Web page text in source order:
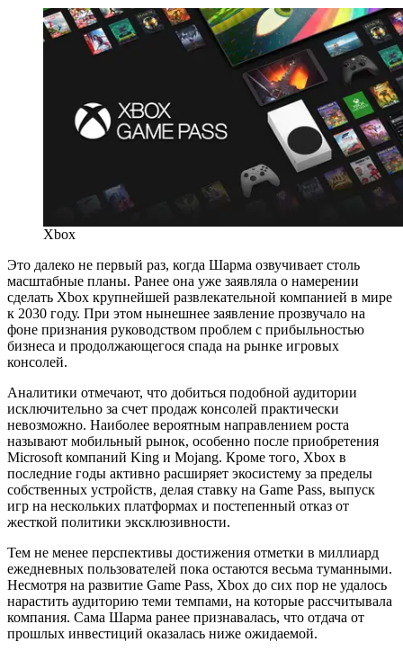
Xbox
Это далеко не первый раз, когда Шарма озвучивает столь
масштабные планы. Ранее она уже заявляла о намерении
сделать Xbox крупнейшей развлекательной компанией в мире
к 2030 году. При этом нынешнее заявление прозвучало на
фоне признания руководством проблем с прибыльностью
бизнеса и продолжающегося спада на рынке игровых
консолей.
Аналитики отмечают, что добиться подобной аудитории
исключительно за счет продаж консолей практически
невозможно. Наиболее вероятным направлением роста
называют мобильный рынок, особенно после приобретения
Microsoft компаний King и Mojang. Кроме того, Xbox в
последние годы активно расширяет экосистему за пределы
собственных устройств, делая ставку на Game Pass, выпуск
игр на нескольких платформах и постепенный отказ от
жесткой политики эксклюзивности.
Тем не менее перспективы достижения отметки в миллиард
ежедневных пользователей пока остаются весьма туманными.
Несмотря на развитие Game Pass, Xbox до сих пор не удалось
нарастить аудиторию теми темпами, на которые рассчитывала
компания. Сама Шарма ранее признавалась, что отдача от
прошлых инвестиций оказалась ниже ожидаемой.